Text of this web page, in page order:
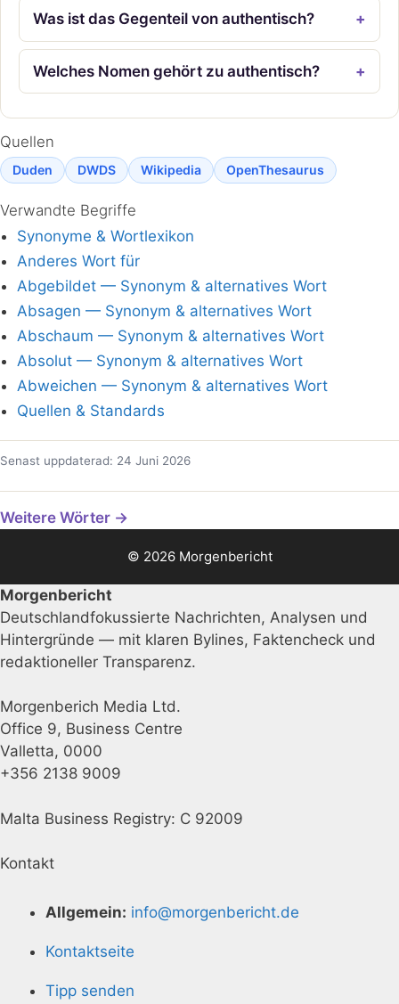
Was ist das Gegenteil von authentisch?
Welches Nomen gehört zu authentisch?
Quellen
Duden DWDS Wikipedia OpenThesaurus
Verwandte Begriffe
Synonyme & Wortlexikon
Anderes Wort für
Abgebildet — Synonym & alternatives Wort
Absagen — Synonym & alternatives Wort
Abschaum — Synonym & alternatives Wort
Absolut — Synonym & alternatives Wort
Abweichen — Synonym & alternatives Wort
Quellen & Standards
Senast uppdaterad: 24 Juni 2026
Weitere Wörter →
© 2026 Morgenbericht
Morgenbericht
Deutschlandfokussierte Nachrichten, Analysen und
Hintergründe — mit klaren Bylines, Faktencheck und
redaktioneller Transparenz.
Morgenberich Media Ltd.
Office 9, Business Centre
Valletta, 0000
+356 2138 9009
Malta Business Registry: C 92009
Kontakt
Allgemein: info@morgenbericht.de
Kontaktseite
Tipp senden